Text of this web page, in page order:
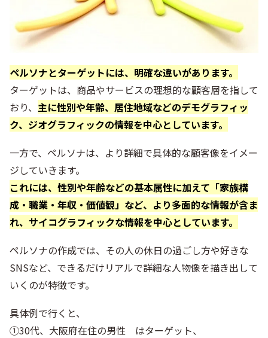
ペルソナとターゲットには、明確な違いがあります。
ターゲットは、商品やサービスの理想的な顧客層を指して
おり、 主に性別や年齢、居住地域などのデモグラフィッ
ク、ジオグラフィックの情報を中心としています。
一方で、ペルソナは、より詳細で具体的な顧客像をイメー
ジしていきます。
これには、性別や年齢などの基本属性に加えて「家族構
成・職業・年収・価値観」など、より多面的な情報が含ま
れ、サイコグラフィックな情報を中心としています。
ペルソナの作成では、その人の休日の過ごし方や好きな
SNSなど、できるだけリアルで詳細な人物像を描き出して
いくのが特徴です。
具体例で行くと、
①30代、大阪府在住の男性 はターゲット、